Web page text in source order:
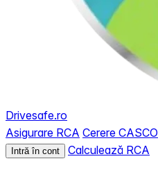
Drivesafe.ro
Asigurare RCA Cerere CASCO
Intră în cont Calculează RCA